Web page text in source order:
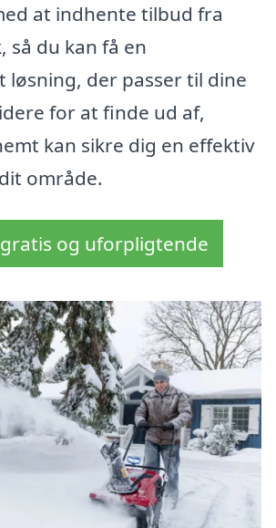
at indhente tilbud fra
så du kan få en
der passer til dine
for at finde ud af,
kan sikre dig en effektiv
område.
og uforpligtende